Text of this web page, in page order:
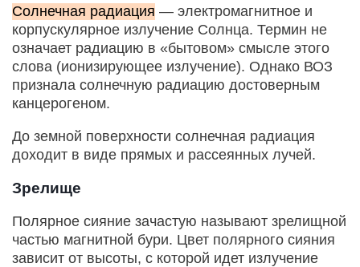
Солнечная радиация — электромагнитное и
корпускулярное излучение Солнца. Термин не
означает радиацию в «бытовом» смысле этого
слова (ионизирующее излучение). Однако ВОЗ
признала солнечную радиацию достоверным
канцерогеном.
До земной поверхности солнечная радиация
доходит в виде прямых и рассеянных лучей.
Зрелище
Полярное сияние зачастую называют зрелищной
частью магнитной бури. Цвет полярного сияния
зависит от высоты, с которой идет излучение